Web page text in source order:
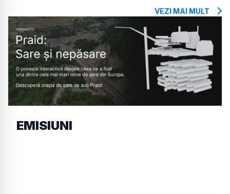
VEZI MAI MULT
EMISIUNI